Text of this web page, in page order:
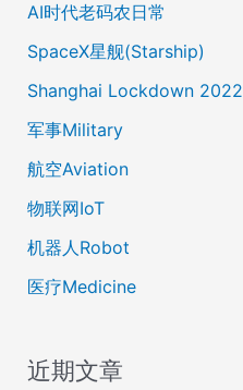
AI时代老码农日常
SpaceX星舰(Starship)
Shanghai Lockdown 2022
军事Military
航空Aviation
物联网IoT
机器人Robot
医疗Medicine
近期文章